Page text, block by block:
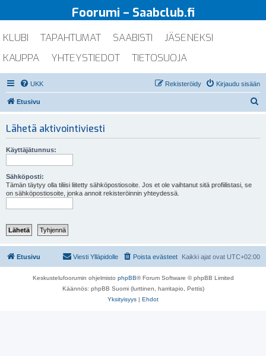
Foorumi – Saabclub.fi
KLUBI TAPAHTUMAT SAABISTI
JÄSENEKSI
KAUPPA
YHTEYSTIEDOT TIETOSUOJA
UKK Kirjaudu sisään
Rekisteröidy
Etusivu
Lähetä aktivointiviesti
Käyttäjätunnus:
Sähköposti:
Tämän täytyy olla tiliisi liitetty sähköpostiosoite. Jos et ole vaihtanut sitä profiilistasi, se
on sähköpostiosoite, jonka annoit rekisteröinnin yhteydessä.
Etusivu Kaikki ajat ovat UTC+02:00
Poista evästeet
Viesti Ylläpidolle
Keskustelufoorumin ohjelmisto phpBB® Forum Software © phpBB Limited
Käännös: phpBB Suomi (lurttinen, harritapio, Pettis)
Yksityisyys | Ehdot